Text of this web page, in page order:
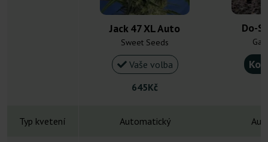
Jack 47 XL Auto
Sweet Seeds
Vaše volba
645Kč
Do-
Typ kvetení Automatický